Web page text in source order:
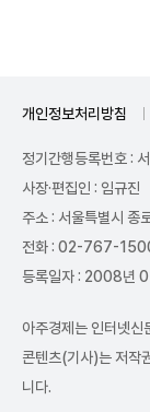
개인정보처리방침
정기간행등록번호 :
사장·편집인 : 임규진
주소 : 서울특별시
전화 : 02-767-
등록일자 : 2008년
아주경제는 인터넷신
콘텐츠(기사)는 저작
니다.